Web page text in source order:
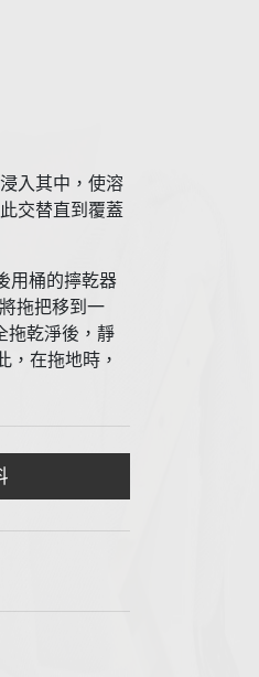
入其中，使溶
交替直到覆蓋
用桶的擰乾器
拖把移到一
拖乾淨後，靜
，在拖地時，